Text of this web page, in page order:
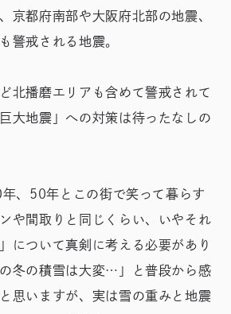
京都府南部や大阪府北部の地震、
警戒される地震。
北播磨エリアも含めて警戒されて
大地震」への対策は待ったなしの
、50年とこの街で笑って暮らす
や間取りと同じくらい、いやそれ
について真剣に考える必要があり
冬の積雪は大変…」と普段から感
思いますが、実は雪の重みと地震